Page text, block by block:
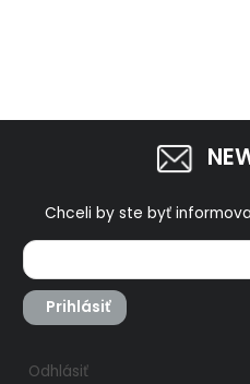
Chceli by ste byť
Prihlásiť
Odhlásiť